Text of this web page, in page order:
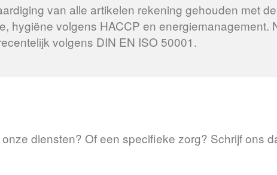
van alle artikelen rekening gehouden met
hygiëne volgens HACCP en
volgens DIN EN ISO 50001.
diensten? Of een specifieke zorg? Schrijf ons